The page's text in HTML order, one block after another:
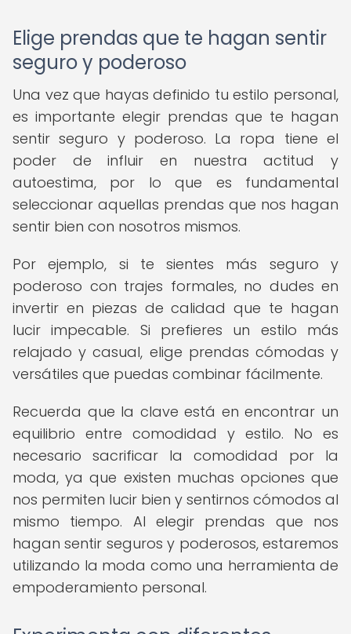
Elige prendas que te hagan sentir
seguro y poderoso
Una vez que hayas definido tu estilo personal,
es importante elegir prendas que te hagan
sentir seguro y poderoso. La ropa tiene el
poder de influir en nuestra actitud y
autoestima, por lo que es fundamental
seleccionar aquellas prendas que nos hagan
sentir bien con nosotros mismos.
Por ejemplo, si te sientes más seguro y
poderoso con trajes formales, no dudes en
invertir en piezas de calidad que te hagan
lucir impecable. Si prefieres un estilo más
relajado y casual, elige prendas cómodas y
versátiles que puedas combinar fácilmente.
Recuerda que la clave está en encontrar un
equilibrio entre comodidad y estilo. No es
necesario sacrificar la comodidad por la
moda, ya que existen muchas opciones que
nos permiten lucir bien y sentirnos cómodos al
mismo tiempo. Al elegir prendas que nos
hagan sentir seguros y poderosos, estaremos
utilizando la moda como una herramienta de
empoderamiento personal.